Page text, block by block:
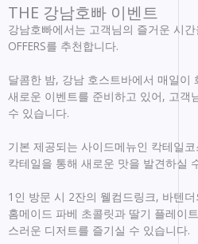
THE 강남호빠 이벤트
강남호빠에서는 고객님의 즐거운 시간
OFFERS를 추천합니다.
달콤한 밤, 강남 호스트바에서 매일이
새로운 이벤트를 준비하고 있어, 고객
수 있습니다.
기본 제공되는 사이드메뉴인 칵테일
칵테일을 통해 새로운 맛을 발견하실
1인 방문 시 2잔의 웰컴드링크, 바텐
홈메이드 파베 초콜릿과 딸기 플레이
스러운 디저트를 즐기실 수 있습니다.